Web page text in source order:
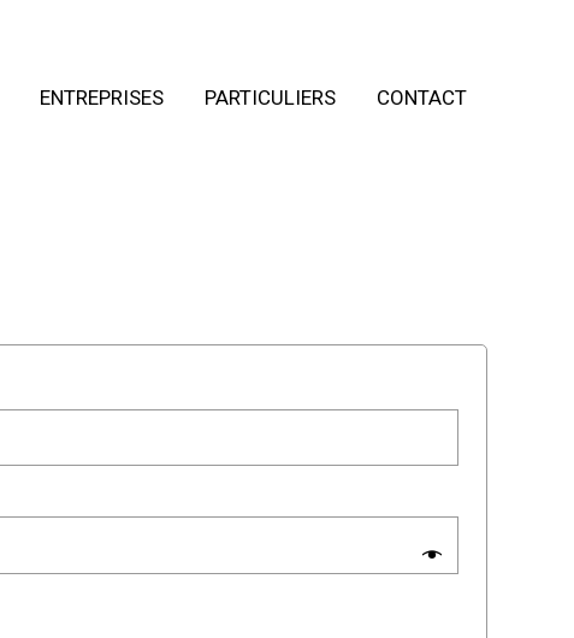
ENTREPRISES PARTICULIERS CONTACT